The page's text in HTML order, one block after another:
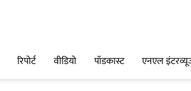
रिपोर्ट वीडियो पॉडकास्ट एनएल